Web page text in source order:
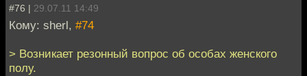
#76 | 29.07.11 14:49
Кому: sherl, #74
> Возникает резонный вопрос об особах женского
полу.